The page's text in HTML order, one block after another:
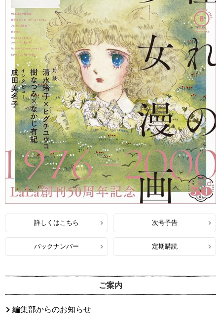
詳しくはこちら 次号予告
バックナンバー 定期購読
ご案内
編集部からのお知らせ